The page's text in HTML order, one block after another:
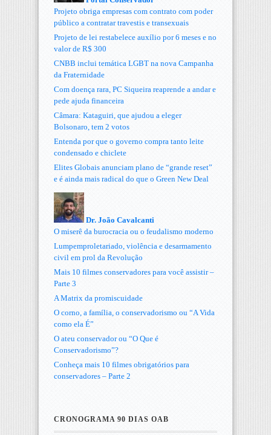
Projeto obriga empresas com contrato com poder
público a contratar travestis e transexuais
Projeto de lei restabelece auxílio por 6 meses e no
valor de R$ 300
CNBB inclui temática LGBT na nova Campanha
da Fraternidade
Com doença rara, PC Siqueira reaprende a andar e
pede ajuda financeira
Câmara: Kataguiri, que ajudou a eleger
Bolsonaro, tem 2 votos
Entenda por que o governo compra tanto leite
condensado e chiclete
Elites Globais anunciam plano de “grande reset”
e é ainda mais radical do que o Green New Deal
Dr. João Cavalcanti
O miserê da burocracia ou o feudalismo moderno
Lumpemproletariado, violência e desarmamento
civil em prol da Revolução
Mais 10 filmes conservadores para você assistir –
Parte 3
A Matrix da promiscuidade
O corno, a família, o conservadorismo ou “A Vida
como ela É”
O ateu conservador ou “O Que é
Conservadorismo”?
Conheça mais 10 filmes obrigatórios para
conservadores – Parte 2
CRONOGRAMA 90 DIAS OAB